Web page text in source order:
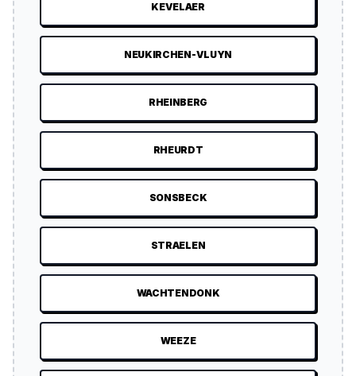
KEVELAER
NEUKIRCHEN-VLUYN
RHEINBERG
RHEURDT
SONSBECK
STRAELEN
WACHTENDONK
WEEZE